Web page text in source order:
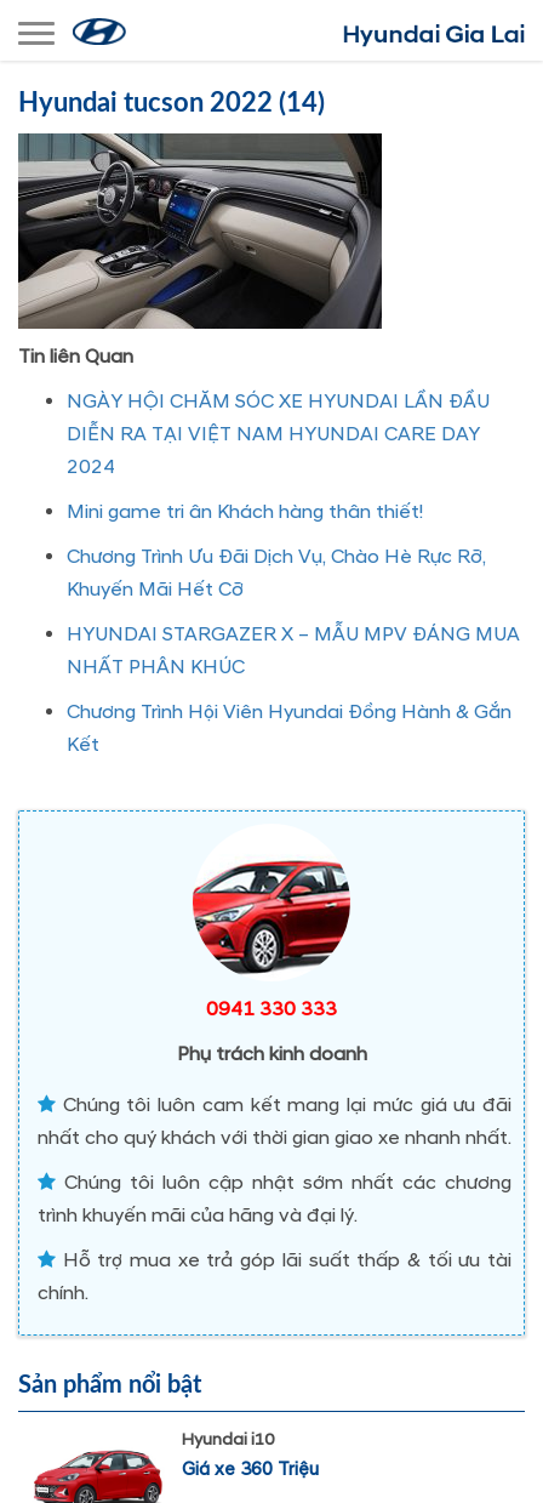
Toggle navigation
Hyundai tucson 2022 (14)
Tin liên Quan
NGÀY HỘI CHĂM SÓC XE HYUNDAI LẦN ĐẦU
DIỄN RA TẠI VIỆT NAM HYUNDAI CARE DAY
2024
Mini game tri ân Khách hàng thân thiết!
Chương Trình Ưu Đãi Dịch Vụ, Chào Hè Rực Rỡ,
Khuyến Mãi Hết Cỡ
HYUNDAI STARGAZER X – MẪU MPV ĐÁNG MUA
NHẤT PHÂN KHÚC
Chương Trình Hội Viên Hyundai Đồng Hành & Gắn
Kết
0941 330 333
Phụ trách kinh doanh
Chúng tôi luôn cam kết mang lại mức giá ưu đãi
nhất cho quý khách với thời gian giao xe nhanh nhất.
Chúng tôi luôn cập nhật sớm nhất các chương
trình khuyến mãi của hãng và đại lý.
Hỗ trợ mua xe trả góp lãi suất thấp & tối ưu tài
chính.
Sản phẩm nổi bật
Hyundai i10
Giá xe 360 Triệu